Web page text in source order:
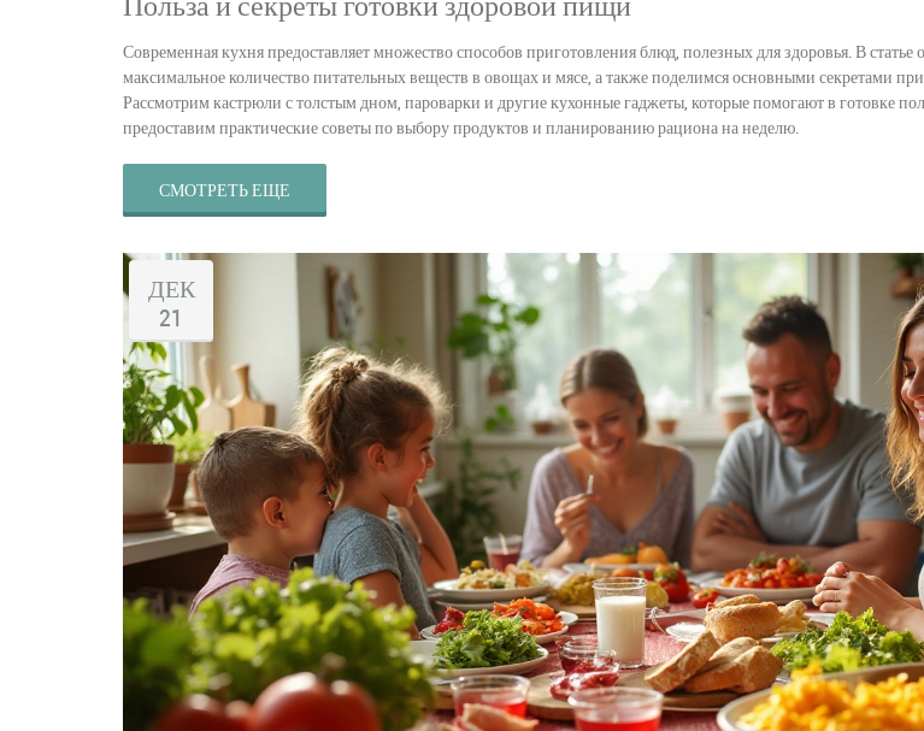
Современная кухня предоставляет множество способов приготовления блюд, полезных для здоровья. В статье
максимальное количество питательных веществ в овощах и мясе, а также поделимся основными секретами
Рассмотрим кастрюли с толстым дном, пароварки и другие кухонные гаджеты, которые помогают в готовке
предоставим практические советы по выбору продуктов и планированию рациона на неделю.
СМОТРЕТЬ ЕЩЕ
ДЕК
21